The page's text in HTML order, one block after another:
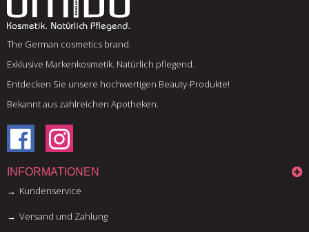
The German cosmetics brand.
Exklusive Markenkosmetik. Natürlich pflegend.
Entdecken Sie unsere hochwertigen Beauty-Produkte!
Bekannt aus zahlreichen Apotheken.
INFORMATIONEN
Kundenservice
Versand und Zahlung